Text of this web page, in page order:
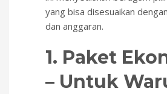
yang bisa disesuaikan
dan anggaran.
1. Paket
– Untuk